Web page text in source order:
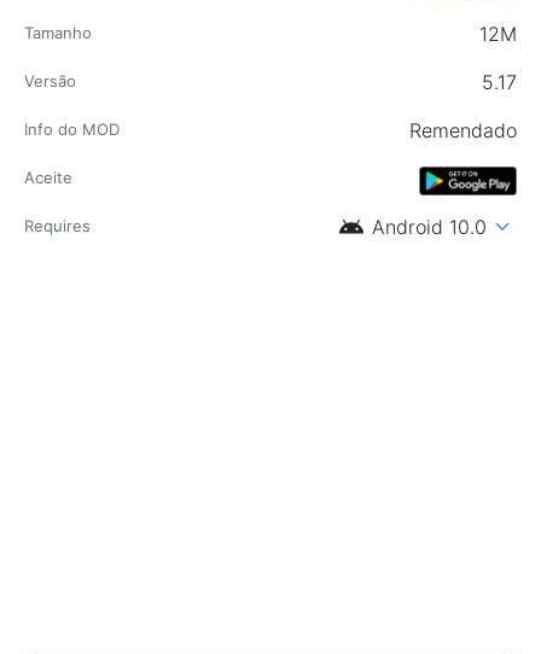
Tamanho 12M
Versão 5.17
Info do MOD Remendado
Aceite
Requires android Android 10.0 expand_more